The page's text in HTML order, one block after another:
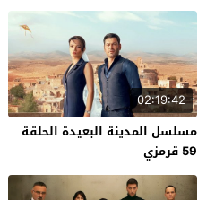
02:19:42
مسلسل المدينة البعيدة الحلقة
59 قرمزي